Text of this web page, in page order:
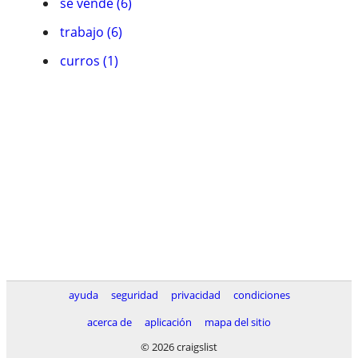
trabajo (6)
curros (1)
ayuda seguridad privacidad
condiciones
acerca de
aplicación
mapa del sitio
© 2026 craigslist